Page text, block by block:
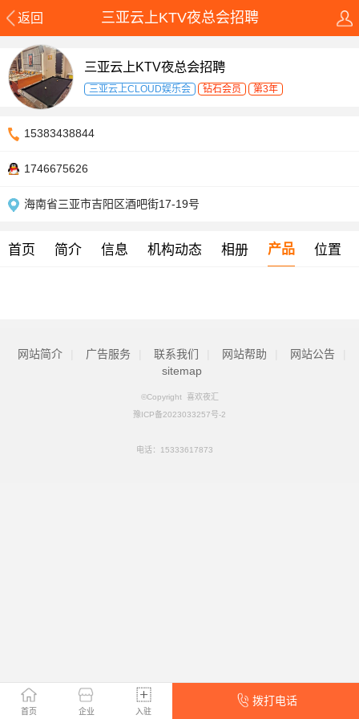
返回 三亚云上KTV夜总会招聘
首页 企业 入驻
拨打电话
三亚云上KTV夜总会招聘
三亚云上CLOUD娱乐会 钻石会员 第3年
15383438844
1746675626
海南省三亚市吉阳区酒吧街17-19号
首页 简介 信息 机构动态 相册 产品 位置
网站简介 广告服务 联系我们 网站帮助 网站公告
sitemap
©Copyright
喜欢夜汇
豫ICP备2023033257号-2
电话： 15333617873